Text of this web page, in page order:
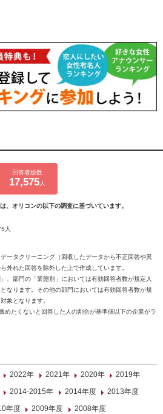
回答者総数
17,575 人
、オリコンの以下の調査に基づいています。
人
ータクリーニング（回収したデータから不正回答や異
外れた回答を除外した上で作成しています。
、部門の「業態別」においては有効回答者数が規定人
なります。その他の部門においては有効回答者数が規
象となります。
たくないと回答した人の割合が基準値以下の企業がラ
2022年 2021年 2020年
2019年
2014-2015年 2014年度
2013年度
年度 2009年度 2008年度